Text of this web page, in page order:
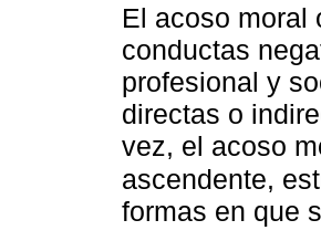
El acoso moral
conductas
profesional y
directas o
vez, el acoso
ascendente,
formas en que